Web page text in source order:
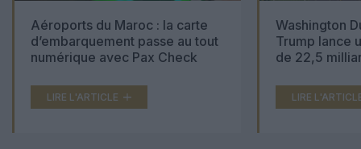
Aéroports du Maroc : la carte
d’embarquement passe au tout
numérique avec Pax Check
LIRE L'ARTICLE
Washington
Trump lance
de 22,5
LIRE